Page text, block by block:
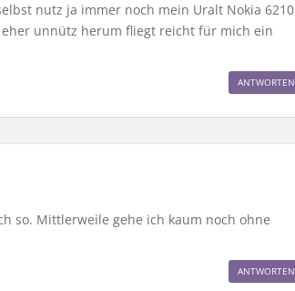
nutz ja immer noch mein Uralt Nokia 6210
unnütz herum fliegt reicht für mich ein
ANTWORTEN
so. Mittlerweile gehe ich kaum noch ohne
ANTWORTEN